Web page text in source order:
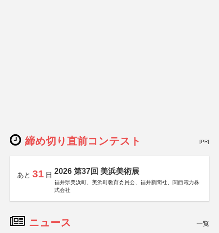
締め切り直前コンテスト [PR]
あと 31 日 2026 第37回 美浜美術展
福井県美浜町、美浜町教育委員会、福井新聞社、関西電力株
式会社
ニュース 一覧